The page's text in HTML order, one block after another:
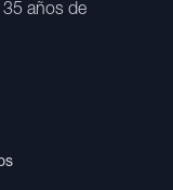
años de